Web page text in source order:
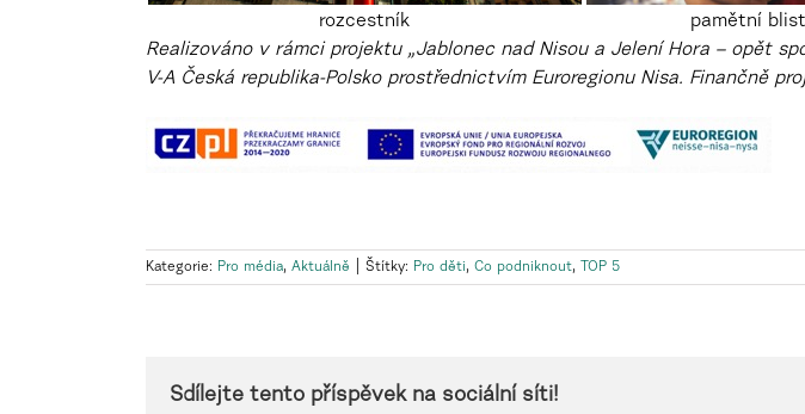
rozcestník pamětní
Realizováno v rámci projektu „Jablonec nad Nisou a Jelení Hora – opět
V-A Česká republika-Polsko prostřednictvím Euroregionu Nisa. Finančně
Kategorie: Pro média, Aktuálně Štítky: Pro děti, Co podniknout, TOP 5
Sdílejte tento příspěvek na sociální síti!